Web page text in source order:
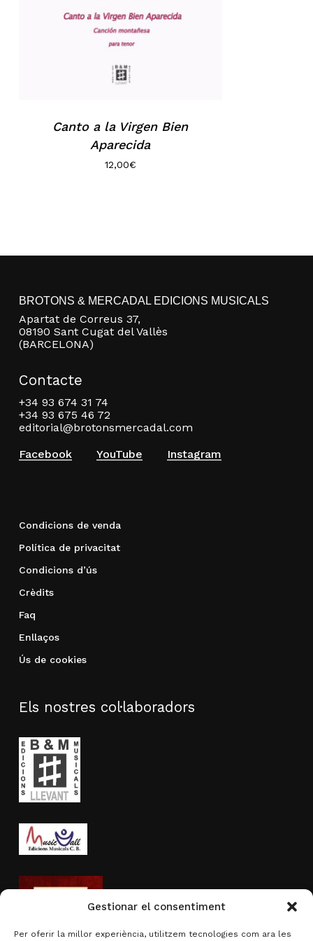
Gestionar el consentiment
Per oferir la millor experiència, utilitzem tecnologies com ara les
Canto a la Virgen Bien
Aparecida
12,00€
BROTONS & MERCADAL EDICIONS MUSICALS
Apartat de Correus 37,
08190 Sant Cugat del Vallès
(BARCELONA)
Contacte
+34 93 674 31 74
+34 93 675 46 72
editorial@brotonsmercadal.com
Facebook
YouTube Instagram
Condicions de venda
Política de privacitat
Condicions d’ús
Crèdits
Faq
Enllaços
Ús de cookies
Els nostres col·laboradors